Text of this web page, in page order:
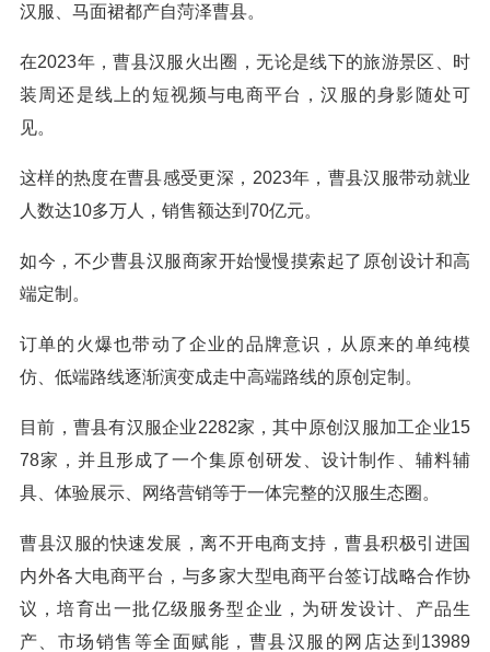
汉服、马面裙都产自菏泽曹县。
在2023年，曹县汉服火出圈，无论是线下的旅游景区、时
装周还是线上的短视频与电商平台，汉服的身影随处可
见。
这样的热度在曹县感受更深，2023年，曹县汉服带动就业
人数达10多万人，销售额达到70亿元。
如今，不少曹县汉服商家开始慢慢摸索起了原创设计和高
端定制。
订单的火爆也带动了企业的品牌意识，从原来的单纯模
仿、低端路线逐渐演变成走中高端路线的原创定制。
目前，曹县有汉服企业2282家，其中原创汉服加工企业15
78家，并且形成了一个集原创研发、设计制作、辅料辅
具、体验展示、网络营销等于一体完整的汉服生态圈。
曹县汉服的快速发展，离不开电商支持，曹县积极引进国
内外各大电商平台，与多家大型电商平台签订战略合作协
议，培育出一批亿级服务型企业，为研发设计、产品生
产、市场销售等全面赋能，曹县汉服的网店达到13989